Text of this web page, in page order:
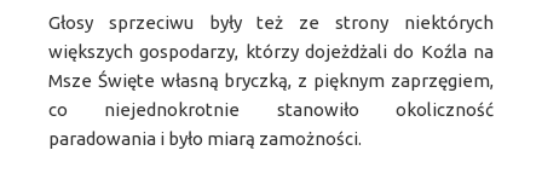
Głosy sprzeciwu były też ze strony niektórych
większych gospodarzy, którzy dojeżdżali do Koźla na
Msze Święte własną bryczką, z pięknym zaprzęgiem,
co niejednokrotnie stanowiło okoliczność
paradowania i było miarą zamożności.